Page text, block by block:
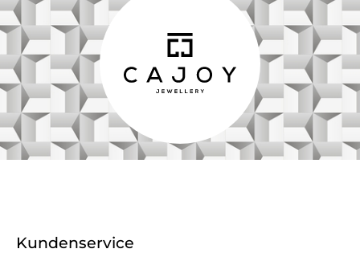
Kundenservice